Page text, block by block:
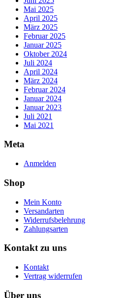
Mai 2025
April 2025
März 2025
Februar 2025
Januar 2025
Oktober 2024
Juli 2024
April 2024
März 2024
Februar 2024
Januar 2024
Januar 2023
Juli 2021
Mai 2021
Meta
Anmelden
Shop
Mein Konto
Versandarten
Widerrufsbelehrung
Zahlungsarten
Kontakt zu uns
Kontakt
Vertrag widerrufen
Über uns